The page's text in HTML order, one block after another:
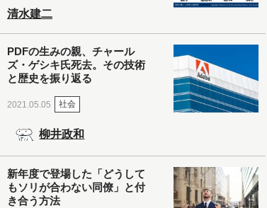
清水建二
PDFの生みの親、チャール
ズ・ゲシキ氏死去。その技術
と歴史を振り返る
2021.05.05 社会
柳井政和
新年度で登場した「どうして
もソリが合わない同僚」と付
き合う方法